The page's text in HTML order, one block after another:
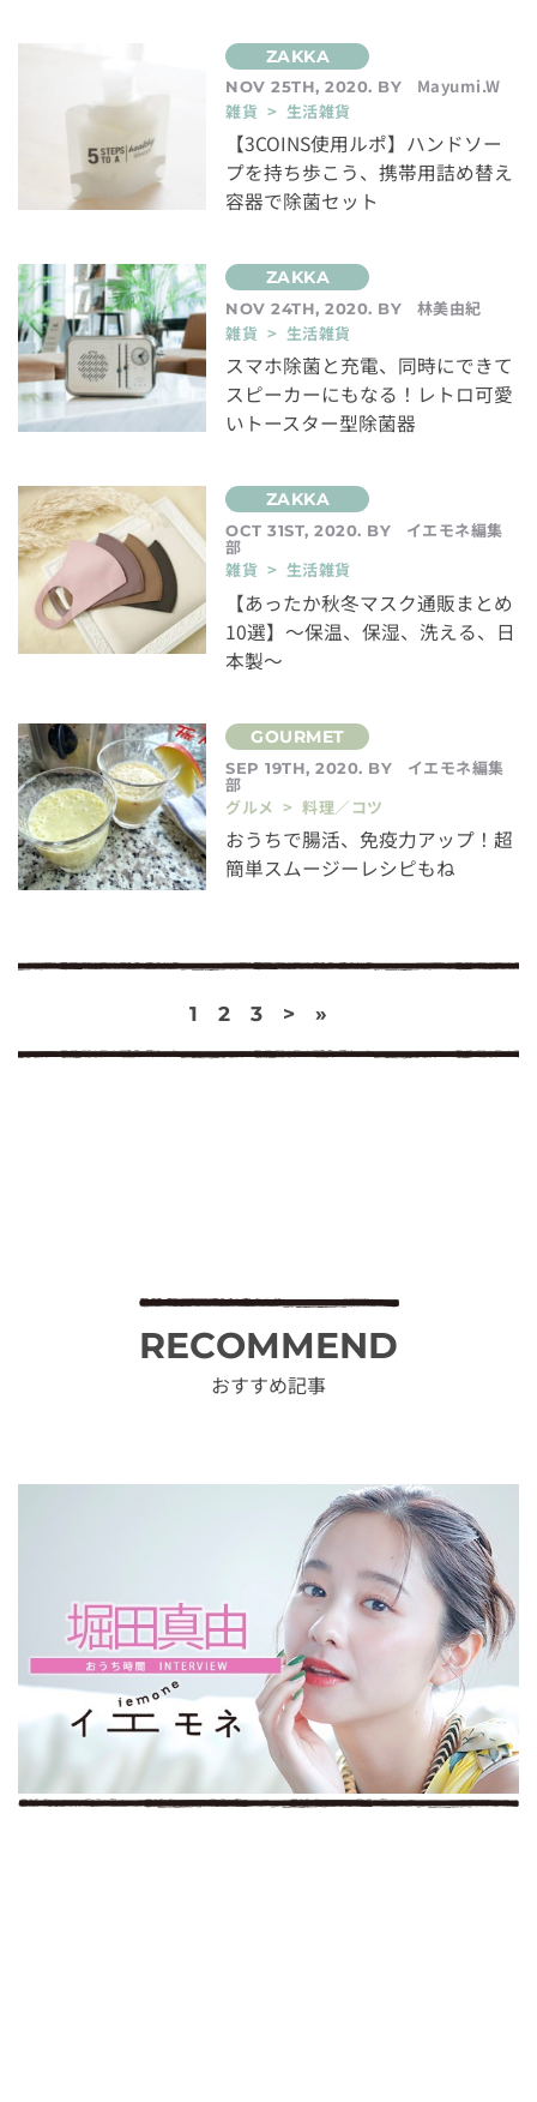
NOV 25TH, 2020. BY
Mayumi.W
雑貨 > 生活雑貨
【3COINS使用ルポ】ハンドソー
プを持ち歩こう、携帯用詰め替え
容器で除菌セット
NOV 24TH, 2020. BY
林美由紀
雑貨 > 生活雑貨
スマホ除菌と充電、同時にできて
スピーカーにもなる！レトロ可愛
いトースター型除菌器
OCT 31ST, 2020. BY イエモネ編集
部
雑貨 > 生活雑貨
【あったか秋冬マスク通販まとめ
10選】～保温、保湿、洗える、日
本製～
SEP 19TH, 2020. BY イエモネ編集
部
グルメ > 料理／コツ
おうちで腸活、免疫力アップ！超
簡単スムージーレシピもね
1 2 3 > »
RECOMMEND
おすすめ記事